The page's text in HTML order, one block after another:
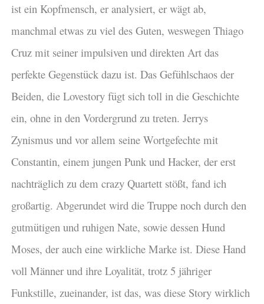
ist ein Kopfmensch, er analysiert, er wägt ab,
manchmal etwas zu viel des Guten, weswegen Thiago
Cruz mit seiner impulsiven und direkten Art das
perfekte Gegenstück dazu ist. Das Gefühlschaos der
Beiden, die Lovestory fügt sich toll in die Geschichte
ein, ohne in den Vordergrund zu treten. Jerrys
Zynismus und vor allem seine Wortgefechte mit
Constantin, einem jungen Punk und Hacker, der erst
nachträglich zu dem crazy Quartett stößt, fand ich
großartig. Abgerundet wird die Truppe noch durch den
gutmütigen und ruhigen Nate, sowie dessen Hund
Moses, der auch eine wirkliche Marke ist. Diese Hand
voll Männer und ihre Loyalität, trotz 5 jähriger
Funkstille, zueinander, ist das, was diese Story wirklich